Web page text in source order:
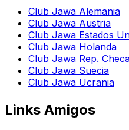
Club Jawa Alemania
Club Jawa Austria
Club Jawa Estados
Club Jawa Holanda
Club Jawa Rep.
Club Jawa Suecia
Club Jawa Ucrania
Links Amigos